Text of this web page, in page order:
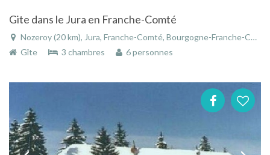
Gite dans le Jura en Franche-Comté
Nozeroy (20 km), Jura, Franche-Comté, Bourgogne-Franche-Comté, France
Gîte
3 chambres 6 personnes